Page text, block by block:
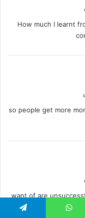
How much I learnt
so people get more
want of are